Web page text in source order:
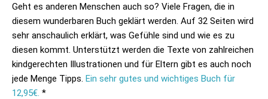
Geht es anderen Menschen auch so? Viele Fragen, die in
diesem wunderbaren Buch geklärt werden. Auf 32 Seiten wird
sehr anschaulich erklärt, was Gefühle sind und wie es zu
diesen kommt. Unterstützt werden die Texte von zahlreichen
kindgerechten Illustrationen und für Eltern gibt es auch noch
jede Menge Tipps. Ein sehr gutes und wichtiges Buch für
12,95€. *